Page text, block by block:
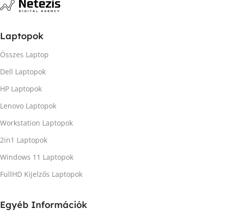
Laptopok
Összes Laptop
Dell Laptopok
HP Laptopok
Lenovo Laptopok
Workstation Laptopok
2in1 Laptopok
Windows 11 Laptopok
FullHD Kijelzős Laptopok
Egyéb Információk